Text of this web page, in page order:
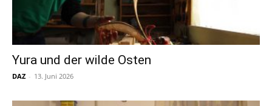
Yura und der wilde Osten
DAZ - 13. Juni 2026